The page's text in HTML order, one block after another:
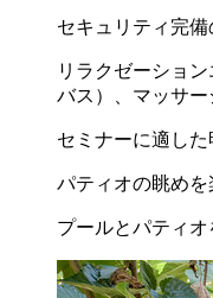
セキュリティ完
リラクゼーショ
バス）、マッサー
セミナーに適した
パティオの眺め
プールとパティオ